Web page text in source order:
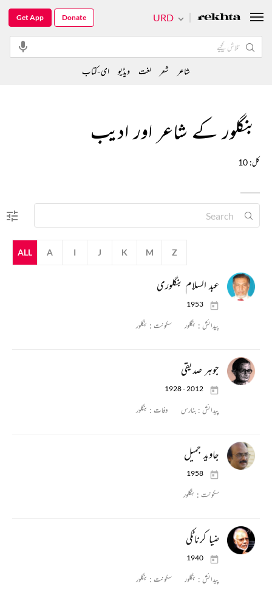
بنگلور کے شاعر اور ادیب
کل: 10
ALL A I J K M Z
عبد السلام بنگلوری
1953
پیدائش : بنگلور سکونت : بنگلور
جوہر صدیقی
1928 - 2012
پیدائش : بنارس وفات : بنگلور
جاوید جمیل
1958
سکونت : بنگلور
ضیا کرناٹکی
1940
پیدائش : بنگلور سکونت : بنگلور
URD
Get App Donate
شاعر شعر لغت ویڈیو ای-کتاب